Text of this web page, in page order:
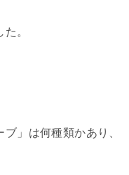
。
」は何種類かあり、